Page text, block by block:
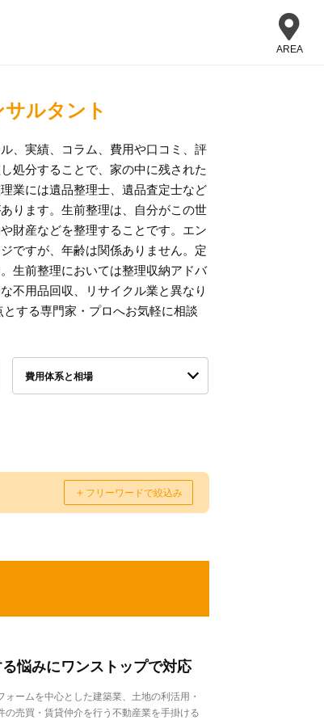
AREA
ルタント
、実績、コラム、費用や口コミ、評
処分することで、家の中に残された
業には遺品整理士、遺品査定士など
ります。生前整理は、自分がこの世
財産などを整理することです。エン
ですが、年齢は関係ありません。定
生前整理においては整理収納アドバ
不用品回収、リサイクル業と異なり
する専門家・プロへお気軽に相談
費用体系と相場
＋ フリーワードで絞込み
悩みにワンストップで対応
ームを中心とした建築業、土地の利活用・
売買・賃貸仲介を行う不動産業を手掛ける